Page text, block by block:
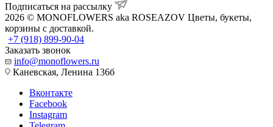
Подписаться на рассылку
2026 © MONOFLOWERS aka ROSEAZOV Цветы, букеты,
корзины с доставкой.
+7 (918) 899-90-04
Заказать звонок
info@monoflowers.ru
Каневская, Ленина 136б
Вконтакте
Facebook
Instagram